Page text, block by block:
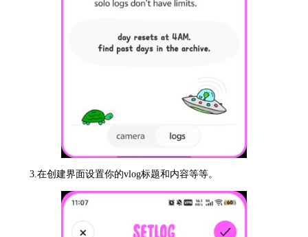
3.在创建界面设置你的vlog标题和内容等等。